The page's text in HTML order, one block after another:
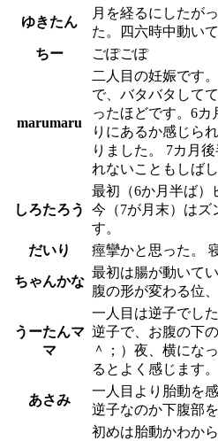
ゆきたん
月を経るにしたが
た。四六時中動い
ちー
ごぽごぽ
marumaru
二人目の妊娠です
で、バタバタして
ったほどです。6カ
りにあるか感じら
りました。 7カ月
れないこともしばし
しろたろう
最初（6か月半ば）
今（7が月末）はズ
す。
だいり
痙攣かと思った。
ちゃんかな
最初は腸が動いて
腹の形が変わる位
うーたんマ
マ
一人目は逆子でし
逆子で、お腹の下
＾；）夜、横にな
るとよく感じます。
あさみ
一人目より胎動を
逆子なのか下腹部
初めは胎動かわか